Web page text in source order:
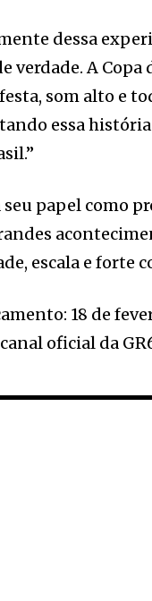
dessa
verdade. A
som alto e
essa
seu papel como
escala e forte
18 de
oficial da